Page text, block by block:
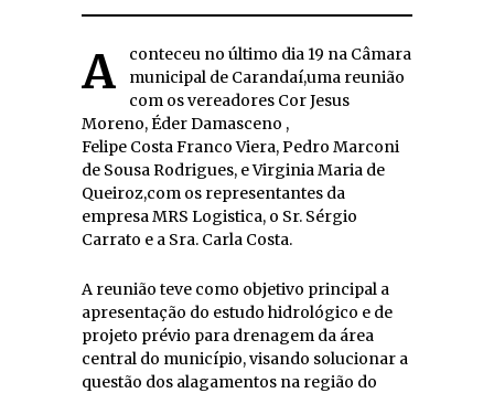
Aconteceu no último dia 19 na Câmara
municipal de Carandaí,uma reunião
com os vereadores Cor Jesus
Moreno, Éder Damasceno ,
Felipe Costa Franco Viera, Pedro Marconi
de Sousa Rodrigues, e Virginia Maria de
Queiroz,com os representantes da
empresa MRS Logistica, o Sr. Sérgio
Carrato e a Sra. Carla Costa.
A reunião teve como objetivo principal a
apresentação do estudo hidrológico e de
projeto prévio para drenagem da área
central do município, visando solucionar a
questão dos alagamentos na região do